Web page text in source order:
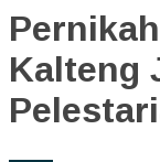
Kalteng